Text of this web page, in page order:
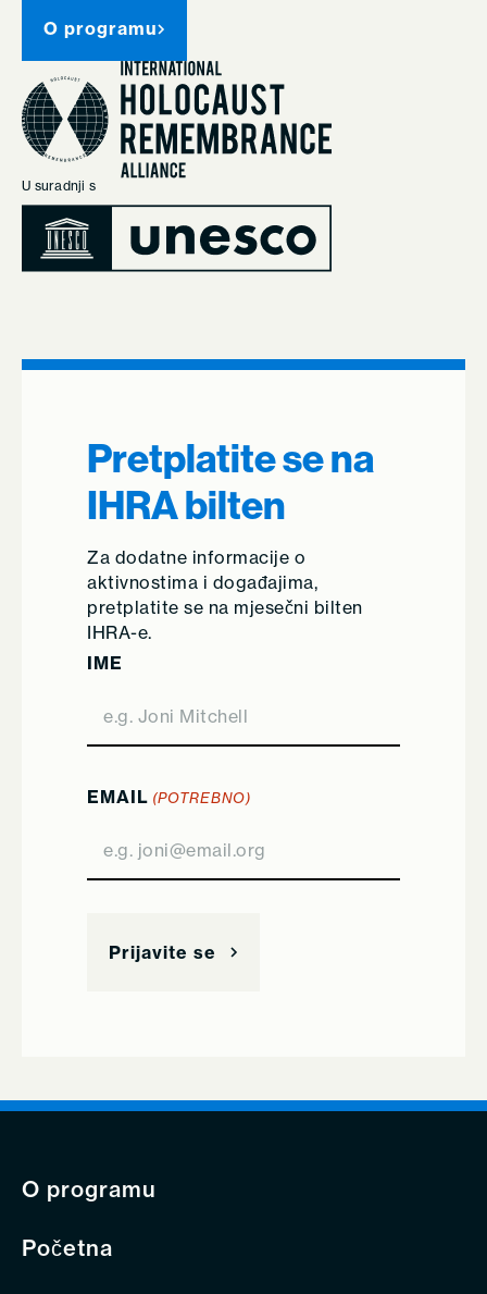
O programu
U suradnji s
Pretplatite se na
IHRA bilten
Za dodatne informacije o
aktivnostima i događajima,
pretplatite se na mjesečni bilten
IHRA-e.
IME
EMAIL (POTREBNO)
O programu
Početna